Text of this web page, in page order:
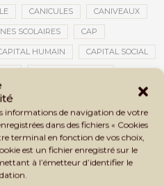
informations de navigation de votre
dans des fichiers « Cookies
terminal en fonction de vos choix,
est un fichier enregistré sur le
à l’émetteur d’identifier le
CANICULES CANIVEAUX
SCOLAIRES CAP
HUMAIN CAPITAL SOCIAL
CARTE NINA CARTONS ROUGES
CATASTROPHE NATURELLE
CATASTROPHES NATURELLES
DE VISA CDAT CECOGEC
CÉLÉBRATION NATIONALE